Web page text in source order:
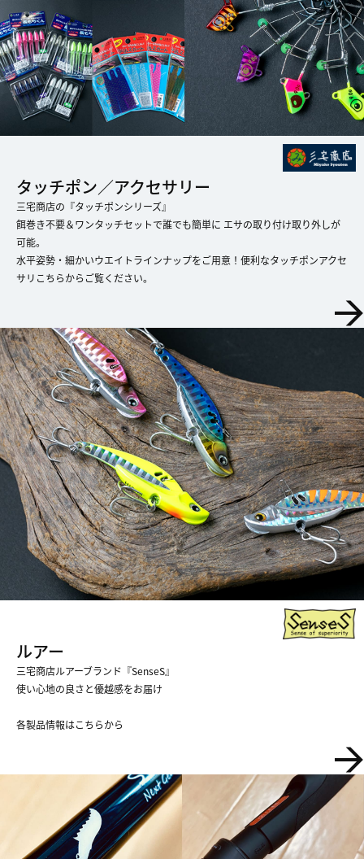
タッチポン／アクセサリー
三宅商店の『タッチポンシリーズ』
餌巻き不要＆ワンタッチセットで誰でも簡単に エサの取り付け取り外しが
可能。
​​​​​​​水平姿勢・細かいウエイトラインナップをご用意！便利なタッチポンアクセ
サリこちらからご覧ください。
ルアー
三宅商店ルアーブランド『SenseS』
​​​​​​​使い心地の良さと優越感をお届け
各製品情報はこちらから